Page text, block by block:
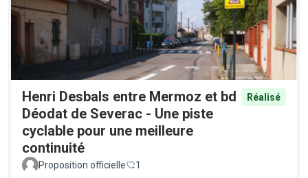
Henri Desbals entre Mermoz et bd
Déodat de Severac - Une piste
cyclable pour une meilleure
continuité
Réalisé
Proposition officielle 1